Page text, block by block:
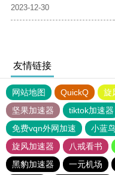
2023-12-30
友情链接
网站地图 QuickQ 旋
坚果加速器
tiktok加速器
免费vqn外网加速
小蓝
旋风加速器
八戒看书
黑豹加速器
一元机场